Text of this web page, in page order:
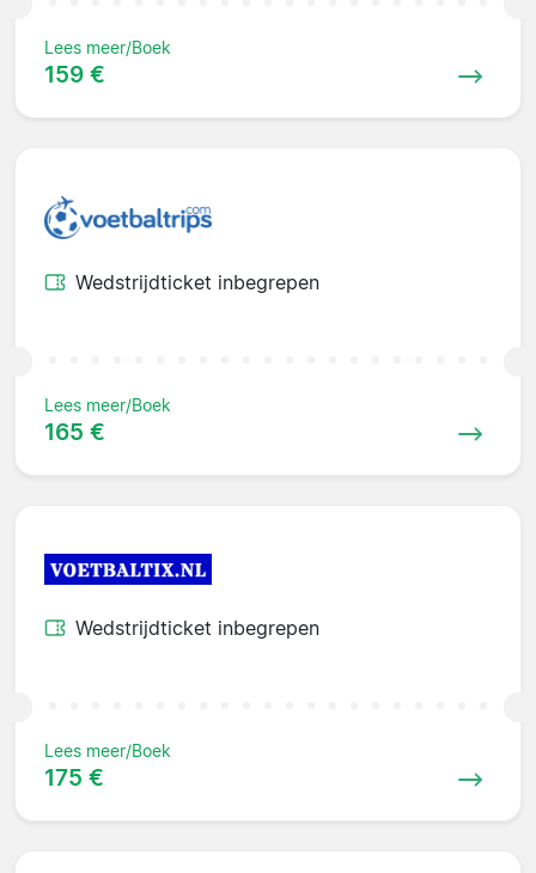
Lees meer/Boek
159 €
Wedstrijdticket inbegrepen
Lees meer/Boek
165 €
Wedstrijdticket inbegrepen
Lees meer/Boek
175 €